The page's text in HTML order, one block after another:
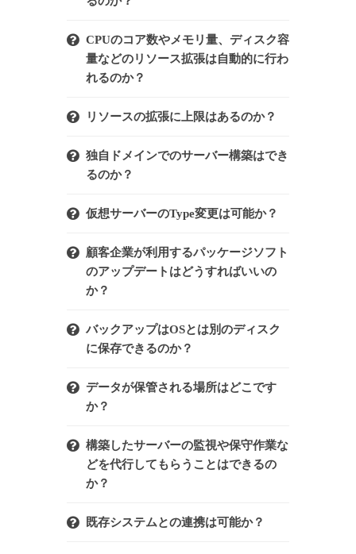
CPUのコア数やメモリ量、ディスク容
量などのリソース拡張は自動的に行わ
れるのか？
リソースの拡張に上限はあるのか？
独自ドメインでのサーバー構築はでき
るのか？
仮想サーバーのType変更は可能か？
顧客企業が利用するパッケージソフト
のアップデートはどうすればいいの
か？
バックアップはOSとは別のディスク
に保存できるのか？
データが保管される場所はどこです
か？
構築したサーバーの監視や保守作業な
どを代行してもらうことはできるの
か？
既存システムとの連携は可能か？